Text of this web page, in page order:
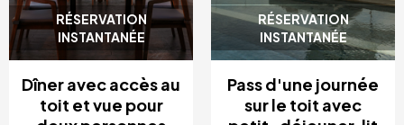
RÉSERVATION
INSTANTANÉE
Dîner avec accès au
toit et vue pour
RÉSERVATION
INSTANTANÉE
Pass d'une journée
sur le toit avec